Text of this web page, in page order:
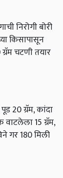
निरोगी बोरी
किसापासून
चटणी तयार
20 ग्रॅम, कांदा
वाटलेला 15 ग्रॅम,
गर 180 मिली